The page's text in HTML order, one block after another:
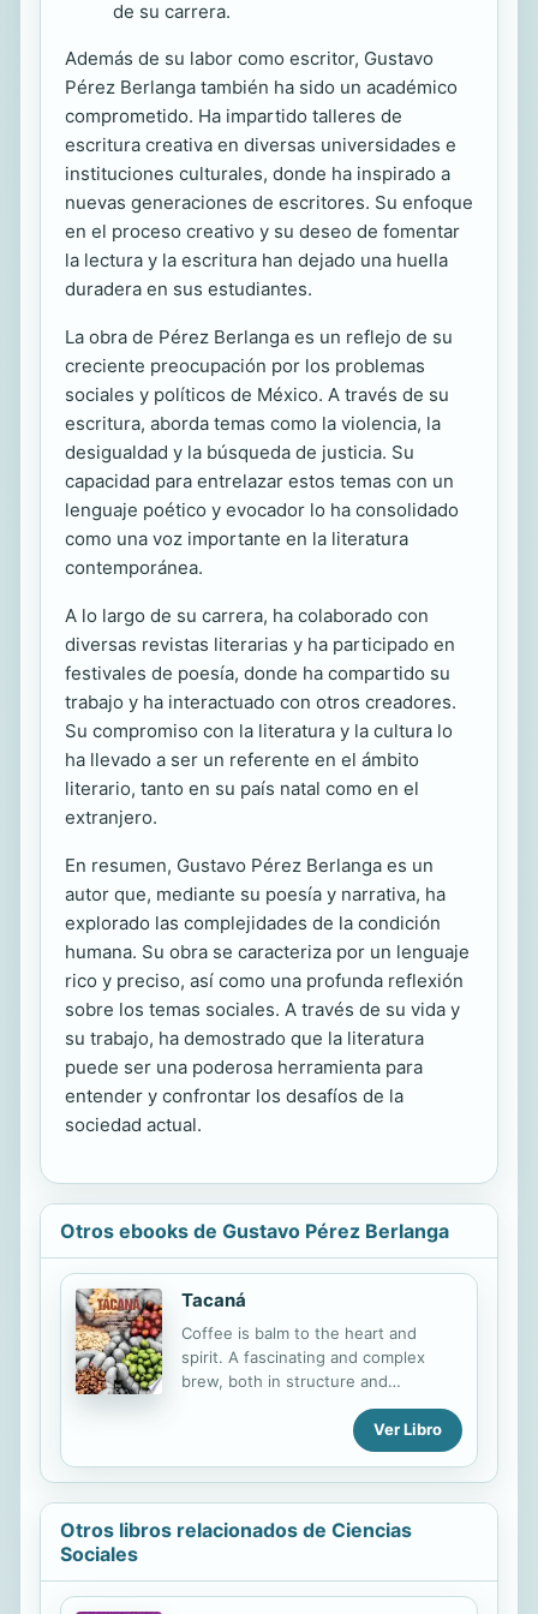
de su carrera.
Además de su labor como escritor, Gustavo
Pérez Berlanga también ha sido un académico
comprometido. Ha impartido talleres de
escritura creativa en diversas universidades e
instituciones culturales, donde ha inspirado a
nuevas generaciones de escritores. Su enfoque
en el proceso creativo y su deseo de fomentar
la lectura y la escritura han dejado una huella
duradera en sus estudiantes.
La obra de Pérez Berlanga es un reflejo de su
creciente preocupación por los problemas
sociales y políticos de México. A través de su
escritura, aborda temas como la violencia, la
desigualdad y la búsqueda de justicia. Su
capacidad para entrelazar estos temas con un
lenguaje poético y evocador lo ha consolidado
como una voz importante en la literatura
contemporánea.
A lo largo de su carrera, ha colaborado con
diversas revistas literarias y ha participado en
festivales de poesía, donde ha compartido su
trabajo y ha interactuado con otros creadores.
Su compromiso con la literatura y la cultura lo
ha llevado a ser un referente en el ámbito
literario, tanto en su país natal como en el
extranjero.
En resumen, Gustavo Pérez Berlanga es un
autor que, mediante su poesía y narrativa, ha
explorado las complejidades de la condición
humana. Su obra se caracteriza por un lenguaje
rico y preciso, así como una profunda reflexión
sobre los temas sociales. A través de su vida y
su trabajo, ha demostrado que la literatura
puede ser una poderosa herramienta para
entender y confrontar los desafíos de la
sociedad actual.
Otros ebooks de Gustavo Pérez Berlanga
Tacaná
Coffee is balm to the heart and
spirit. A fascinating and complex
brew, both in structure and
manufacturing, that has impacted
the life and history of the human
being all over the world. Tacaná.
Coffee Project in Chiapas, Mexico
offers an integral vision of the
growers play in it. This book shows
Ver Libro
Otros libros relacionados de Ciencias
Sociales